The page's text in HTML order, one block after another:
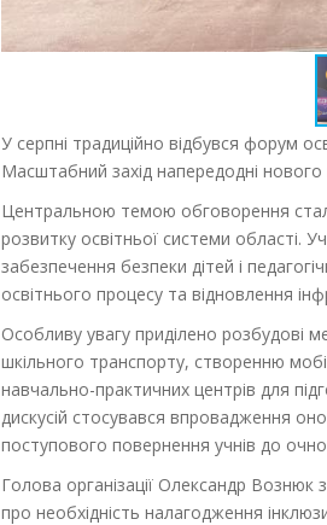
У серпні традиційно відбувся форум
Масштабний захід напередодні
Центральною темою обговорення
розвитку освітньої системи області.
забезпечення безпеки дітей і
освітнього процесу та відновлення
Особливу увагу приділено розбудові
шкільного транспорту, створенню
навчально-практичних центрів для
дискусій стосувався впровадження
поступового повернення учнів до
Голова організації Олександр Вознюк
про необхідність налагодження